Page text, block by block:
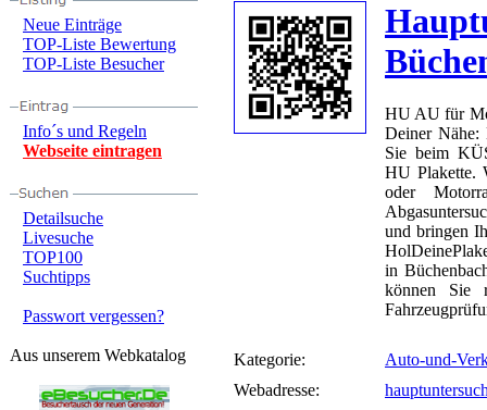
Neue Einträge
TOP-Liste Bewertung
TOP-Liste Besucher
Info´s und Regeln
Webseite eintragen
Detailsuche
Livesuche
TOP100
Suchtipps
Passwort vergessen?
Aus unserem Webkatalog
HU AU für
Deiner
Sie beim
HU Plakette.
oder
und bringen
in
können Sie
Kategorie:
Auto-und-
Webadresse: